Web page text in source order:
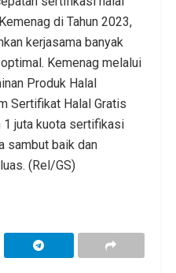
di Tahun 2023,
kerjasama banyak
Kemenag melalui
Produk Halal
Sertifikat Halal Gratis
1 juta kuota sertifikasi
sambut baik dan
(Rel/GS)